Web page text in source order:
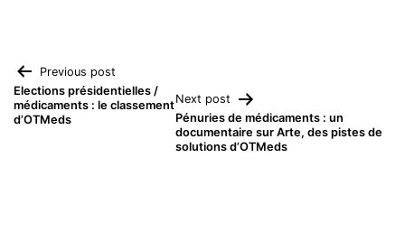
Navigation
de
Previous post
Elections présidentielles /
médicaments : le classement
d’OTMeds
Next post
Pénuries de médicaments : un
documentaire sur Arte, des pistes de
solutions d’OTMeds